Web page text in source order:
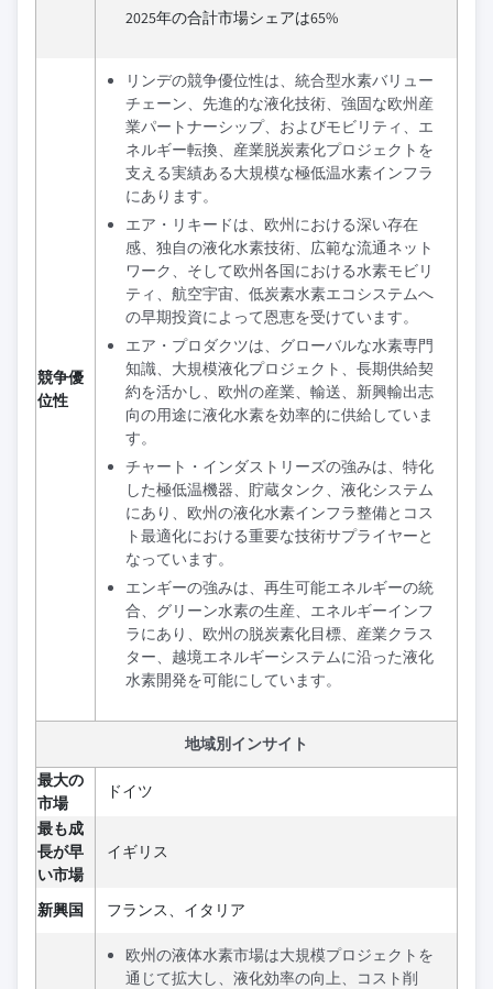
2025年の合計市場シェアは65%
競争優
位性
リンデの競争優位性は、統合型水素バリュー
チェーン、先進的な液化技術、強固な欧州産
業パートナーシップ、およびモビリティ、エ
ネルギー転換、産業脱炭素化プロジェクトを
支える実績ある大規模な極低温水素インフラ
にあります。
エア・リキードは、欧州における深い存在
感、独自の液化水素技術、広範な流通ネット
ワーク、そして欧州各国における水素モビリ
ティ、航空宇宙、低炭素水素エコシステムへ
の早期投資によって恩恵を受けています。
エア・プロダクツは、グローバルな水素専門
知識、大規模液化プロジェクト、長期供給契
約を活かし、欧州の産業、輸送、新興輸出志
向の用途に液化水素を効率的に供給していま
す。
チャート・インダストリーズの強みは、特化
した極低温機器、貯蔵タンク、液化システム
にあり、欧州の液化水素インフラ整備とコス
ト最適化における重要な技術サプライヤーと
なっています。
エンギーの強みは、再生可能エネルギーの統
合、グリーン水素の生産、エネルギーインフ
ラにあり、欧州の脱炭素化目標、産業クラス
ター、越境エネルギーシステムに沿った液化
水素開発を可能にしています。
地域別インサイト
最大の
市場
ドイツ
最も成
長が早
い市場
イギリス
新興国 フランス、イタリア
欧州の液体水素市場は大規模プロジェクトを
通じて拡大し、液化効率の向上、コスト削